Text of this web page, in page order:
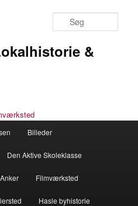
&
Billeder
Den Aktive Skoleklasse
Filmværksted
Hasle byhistorie